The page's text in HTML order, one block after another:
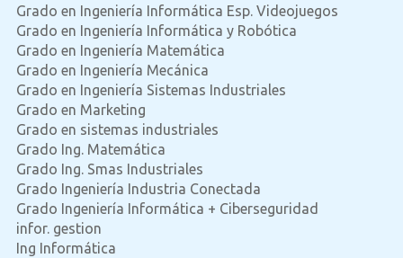
Grado en Ingeniería Informática Esp. Videojuegos
Grado en Ingeniería Informática y Robótica
Grado en Ingeniería Matemática
Grado en Ingeniería Mecánica
Grado en Ingeniería Sistemas Industriales
Grado en Marketing
Grado en sistemas industriales
Grado Ing. Matemática
Grado Ing. Smas Industriales
Grado Ingeniería Industria Conectada
Grado Ingeniería Informática + Ciberseguridad
infor. gestion
Ing Informática